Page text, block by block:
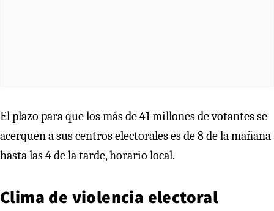
El plazo para que los más de 41 millones de votantes se
acerquen a sus centros electorales es de 8 de la mañana
hasta las 4 de la tarde, horario local.
Clima de violencia electoral